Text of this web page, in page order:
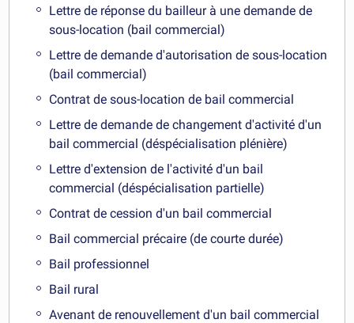
Lettre de réponse du bailleur à une demande de
sous-location (bail commercial)
Lettre de demande d'autorisation de sous-location
(bail commercial)
Contrat de sous-location de bail commercial
Lettre de demande de changement d'activité d'un
bail commercial (déspécialisation plénière)
Lettre d'extension de l'activité d'un bail
commercial (déspécialisation partielle)
Contrat de cession d'un bail commercial
Bail commercial précaire (de courte durée)
Bail professionnel
Bail rural
Avenant de renouvellement d'un bail commercial